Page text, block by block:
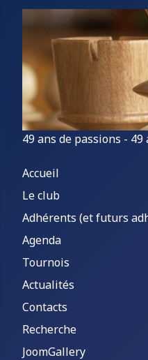
49 ans de passions -
Accueil
Le club
Adhérents (et futurs
Agenda
Tournois
Actualités
Contacts
Recherche
JoomGallery